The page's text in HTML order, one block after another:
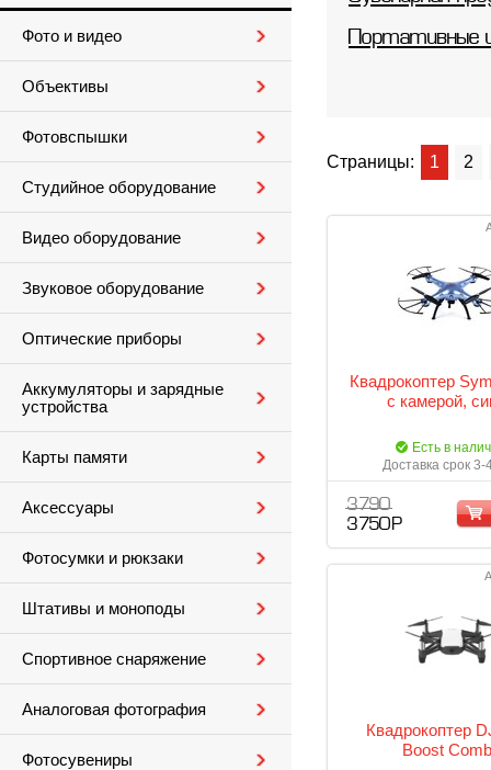
Фото и видео
Объективы
Фотовспышки
Студийное оборудование
Видео оборудование
Звуковое оборудование
Оптические приборы
Аккумуляторы и зарядные
устройства
Карты памяти
Аксессуары
Фотосумки и рюкзаки
Штативы и моноподы
Спортивное снаряжение
Аналоговая фотография
Фотосувениры
Портативные
Страницы: 1 2
Квадрокоптер
с камерой,
Есть в
Доставка срок 3-
3 790
3 750 Р
Квадрокоптер
Boost